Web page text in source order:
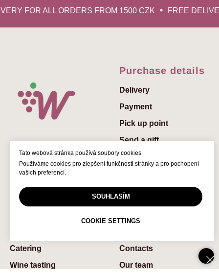
Tato webová stránka používá soubory cookies
Používáme cookies pro zlepšení funkčnosti stránky a pro pochopení
vašich preferencí.
SOUHLASÍM
COOKIE SETTINGS
FOR ALL ORDERS FROM 1500 CZK FREE
© 2022 Winedelivery.cz
Purchase details
Delivery
Payment
Pick up point
Send a gift
Add a greeting to the
gift
Gift vouchers
Catering
Wine tasting
Contaсts
Our team